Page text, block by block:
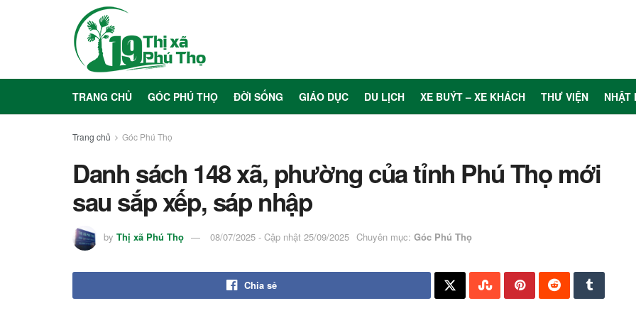
TRANG CHỦ GÓC PHÚ THỌ ĐỜI SỐNG GIÁO DỤC DU LỊCH XE BUÝT – XE KHÁCH THƯ VIỆN NHẬT
Trang chủ Góc Phú Thọ
Danh sách 148 xã, phường của tỉnh Phú Thọ mới
sau sắp xếp, sáp nhập
by Thị xã Phú Thọ 08/07/2025 - Cập nhật 25/09/2025 Chuyên mục: Góc Phú Thọ
Chia sẻ